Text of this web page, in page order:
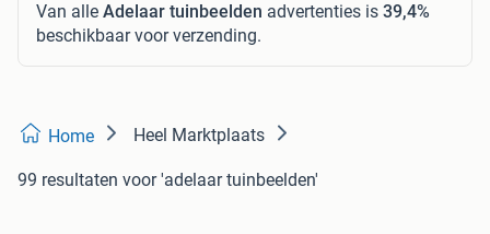
Van alle Adelaar tuinbeelden advertenties is 39,4%
beschikbaar voor verzending.
Home Heel Marktplaats
99 resultaten voor 'adelaar tuinbeelden'